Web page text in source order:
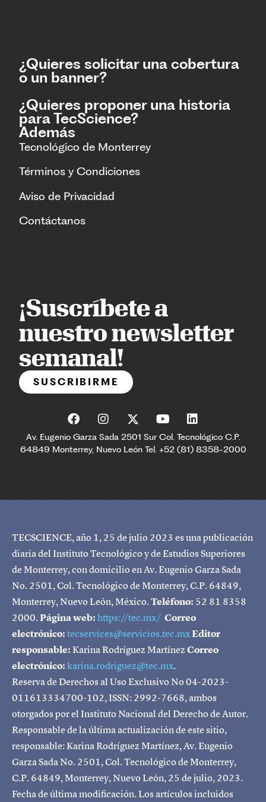
¿Quieres solicitar una cobertura
o un banner?
¿Quieres proponer una historia
para TecScience?
Además
Tecnológico de Monterrey
Términos y Condiciones
Aviso de Privacidad
Contáctanos
¡Suscríbete a
nuestro newsletter
semanal!
SUSCRIBIRME
Av. Eugenio Garza Sada 2501 Sur Col. Tecnológico C.P.
64849 Monterrey, Nuevo León Tel. +52 (81) 8358-2000
TECSCIENCE, año 1, 25 de julio 2023 es una publicación
diaria del Instituto Tecnológico y de Estudios Superiores
de Monterrey, con domicilio en Av. Eugenio Garza Sada
No. 2501, Col. Tecnológico de Monterrey, C.P. 64849,
Monterrey, Nuevo León, México.Teléfono: 52 81 8358
2000.Página web:https://tec.mx/ Correo
electrónico:tecservices@servicios.tec.mxEditor
responsable:Karina Rodríguez MartínezCorreo
electrónico:karina.rodriguez@tec.mx.
Reserva de Derechos al Uso Exclusivo No 04-2023-
011613334700-102, ISSN: 2992-7668, ambos
otorgados por el Instituto Nacional del Derecho de Autor.
Responsable de la última actualización de este sitio,
responsable: Karina Rodríguez Martínez, Av. Eugenio
Garza Sada No. 2501, Col. Tecnológico de Monterrey,
C.P. 64849, Monterrey, Nuevo León, 25 de julio, 2023.
Fecha de última modificación. Los artículos incluidos